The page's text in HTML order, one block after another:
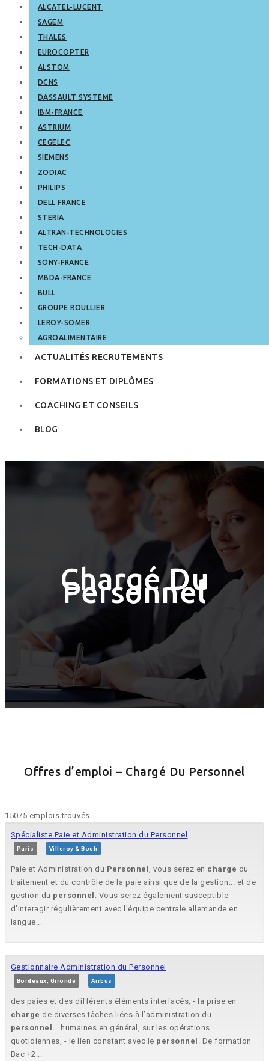
ALCATEL-LUCENT
SAGEM
THALES
EUROCOPTER
ALSTOM
DCNS
DASSAULT SYSTEME
IBM-FRANCE
ASTRIUM
CEGELEC
SIEMENS
ZODIAC
PHILIPS
DELL FRANCE
STERIA
ALTRAN-TECHNOLOGIES
TECH-DATA
SONY-FRANCE
MBDA-FRANCE
BULL
GROUPE ROULLIER
LEROY-SOMER
AGROALIMENTAIRE
ACTUALITÉS RECRUTEMENTS
FORMATIONS ET DIPLÔMES
COACHING ET CONSEILS
BLOG
Chargé Du
Personnel
Offres d’emploi – Chargé Du Personnel
15075 emplois trouvés
Spécialiste Paie et Administration du Personnel
Paris Villeroy & Boch
Paie et Administration du Personnel , vous serez en charge du
traitement et du contrôle de la paie ainsi que de la gestion... et de
gestion du personnel . Vous serez également susceptible
d'interagir régulièrement avec l'équipe centrale allemande en
langue...
Gestionnaire Administration du Personnel
Bordeaux, Gironde Airbus
des paies et des différents éléments interfacés, - la prise en
charge de diverses tâches liées à l’administration du
personnel ... humaines en général, sur les opérations
quotidiennes, - le lien constant avec le personnel . De formation
Bac +2...